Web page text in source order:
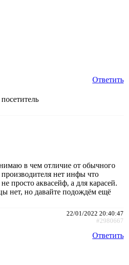
Ответить
в чем отличие от обычного
нет инфы что
просто аквасейф, а для карасей.
нет, но давайте подождём ещё
22/01/2022 20:40:47
#2980667
Ответить